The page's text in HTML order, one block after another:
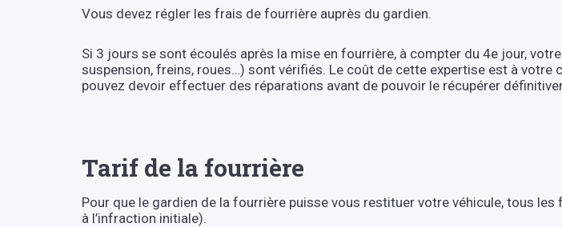
Vous devez régler les frais de fourrière auprès du gardien.
Si 3 jours se sont écoulés après la mise en fourrière, à compter du 4e jour,
suspension, freins, roues…) sont vérifiés. Le coût de cette expertise est à votre
pouvez devoir effectuer des réparations avant de pouvoir le récupérer
Tarif de la fourrière
Pour que le gardien de la fourrière puisse vous restituer votre véhicule, tous
à l’infraction initiale).